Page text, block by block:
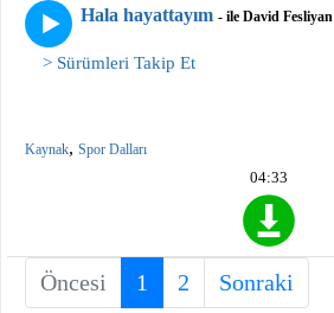
Hala hayattayım - ile David Fesliyan
> Sürümleri Takip Et
Kaynak, Spor Dalları
04:33
Öncesi 1 (current)
2 Sonraki